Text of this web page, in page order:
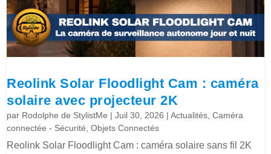
Reolink Solar Floodlight Cam : caméra
solaire avec projecteur 2K
par Rodolphe de StylistMe |Juil 30, 2026 |Actualités ,Caméra
connectée - Sécurité ,Objets Connectés
Reolink Solar Floodlight Cam : caméra solaire sans fil 2K